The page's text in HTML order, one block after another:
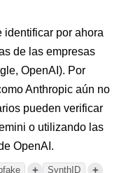
identificar por ahora
de las empresas
OpenAI). Por
Anthropic aún no
pueden verificar
o utilizando las
OpenAI.
+ SynthID +